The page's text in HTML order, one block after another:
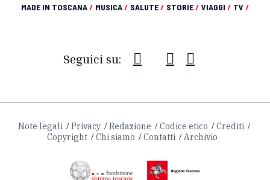
MADE IN TOSCANA/ MUSICA/ SALUTE/ STORIE/ VIAGGI / TV /
Seguici su:
Note legali Privacy Redazione Codice etico
Crediti
Copyright
Chi siamo Contatti Archivio